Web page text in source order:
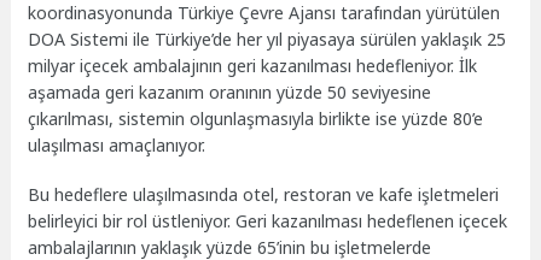
koordinasyonunda Türkiye Çevre Ajansı tarafından yürütülen
DOA Sistemi ile Türkiye’de her yıl piyasaya sürülen yaklaşık 25
milyar içecek ambalajının geri kazanılması hedefleniyor. İlk
aşamada geri kazanım oranının yüzde 50 seviyesine
çıkarılması, sistemin olgunlaşmasıyla birlikte ise yüzde 80’e
ulaşılması amaçlanıyor.
Bu hedeflere ulaşılmasında otel, restoran ve kafe işletmeleri
belirleyici bir rol üstleniyor. Geri kazanılması hedeflenen içecek
ambalajlarının yaklaşık yüzde 65’inin bu işletmelerde